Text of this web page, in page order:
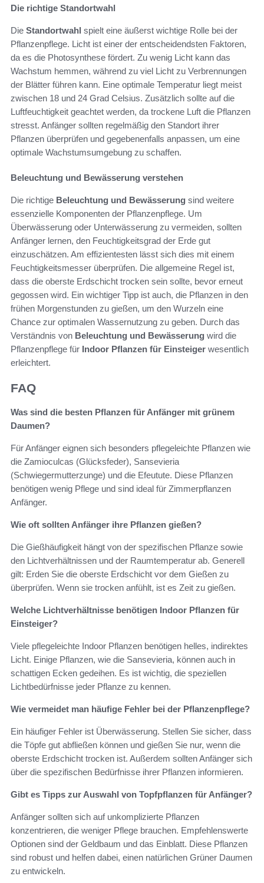
Die richtige Standortwahl
Die Standortwahl spielt eine äußerst wichtige Rolle bei der
Pflanzenpflege. Licht ist einer der entscheidendsten Faktoren,
da es die Photosynthese fördert. Zu wenig Licht kann das
Wachstum hemmen, während zu viel Licht zu Verbrennungen
der Blätter führen kann. Eine optimale Temperatur liegt meist
zwischen 18 und 24 Grad Celsius. Zusätzlich sollte auf die
Luftfeuchtigkeit geachtet werden, da trockene Luft die Pflanzen
stresst. Anfänger sollten regelmäßig den Standort ihrer
Pflanzen überprüfen und gegebenenfalls anpassen, um eine
optimale Wachstumsumgebung zu schaffen.
Beleuchtung und Bewässerung verstehen
Die richtige Beleuchtung und Bewässerung sind weitere
essenzielle Komponenten der Pflanzenpflege. Um
Überwässerung oder Unterwässerung zu vermeiden, sollten
Anfänger lernen, den Feuchtigkeitsgrad der Erde gut
einzuschätzen. Am effizientesten lässt sich dies mit einem
Feuchtigkeitsmesser überprüfen. Die allgemeine Regel ist,
dass die oberste Erdschicht trocken sein sollte, bevor erneut
gegossen wird. Ein wichtiger Tipp ist auch, die Pflanzen in den
frühen Morgenstunden zu gießen, um den Wurzeln eine
Chance zur optimalen Wassernutzung zu geben. Durch das
Verständnis von Beleuchtung und Bewässerung wird die
Pflanzenpflege für Indoor Pflanzen für Einsteiger wesentlich
erleichtert.
FAQ
Was sind die besten Pflanzen für Anfänger mit grünem
Daumen?
Für Anfänger eignen sich besonders pflegeleichte Pflanzen wie
die Zamioculcas (Glücksfeder), Sansevieria
(Schwiegermutterzunge) und die Efeutute. Diese Pflanzen
benötigen wenig Pflege und sind ideal für Zimmerpflanzen
Anfänger.
Wie oft sollten Anfänger ihre Pflanzen gießen?
Die Gießhäufigkeit hängt von der spezifischen Pflanze sowie
den Lichtverhältnissen und der Raumtemperatur ab. Generell
gilt: Erden Sie die oberste Erdschicht vor dem Gießen zu
überprüfen. Wenn sie trocken anfühlt, ist es Zeit zu gießen.
Welche Lichtverhältnisse benötigen Indoor Pflanzen für
Einsteiger?
Viele pflegeleichte Indoor Pflanzen benötigen helles, indirektes
Licht. Einige Pflanzen, wie die Sansevieria, können auch in
schattigen Ecken gedeihen. Es ist wichtig, die speziellen
Lichtbedürfnisse jeder Pflanze zu kennen.
Wie vermeidet man häufige Fehler bei der Pflanzenpflege?
Ein häufiger Fehler ist Überwässerung. Stellen Sie sicher, dass
die Töpfe gut abfließen können und gießen Sie nur, wenn die
oberste Erdschicht trocken ist. Außerdem sollten Anfänger sich
über die spezifischen Bedürfnisse ihrer Pflanzen informieren.
Gibt es Tipps zur Auswahl von Topfpflanzen für Anfänger?
Anfänger sollten sich auf unkomplizierte Pflanzen
konzentrieren, die weniger Pflege brauchen. Empfehlenswerte
Optionen sind der Geldbaum und das Einblatt. Diese Pflanzen
sind robust und helfen dabei, einen natürlichen Grüner Daumen
zu entwickeln.